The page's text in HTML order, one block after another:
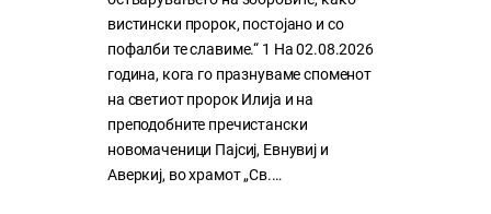
вистински пророк, постојано и со
пофалби те славиме.“ 1 На 02.08.2026
година, кога го празнуваме споменот
на светиот пророк Илија и на
преподобните пречистански
новомаченици Пајсиј, Евнувиј и
Аверкиј, во храмот „Св.…